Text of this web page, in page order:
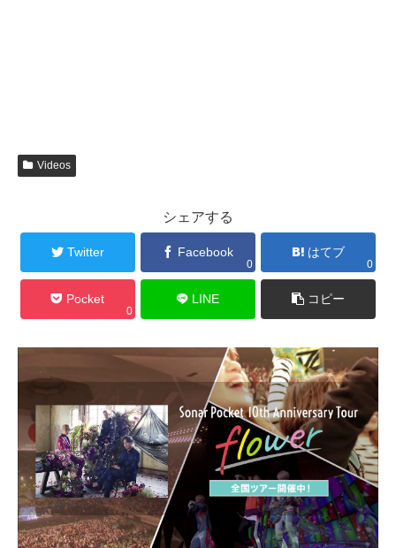
Videos
シェアする
Twitter Facebook
0
はてブ
0
Pocket
0
LINE コピー